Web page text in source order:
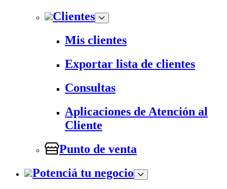
Clientes
Mis clientes
Exportar lista de clientes
Consultas
Aplicaciones de Atención al
Cliente
Punto de venta
Potenciá tu negocio